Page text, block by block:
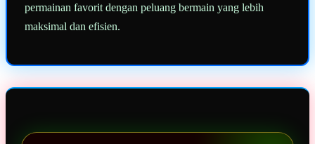
permainan favorit dengan peluang bermain yang lebih
maksimal dan efisien.